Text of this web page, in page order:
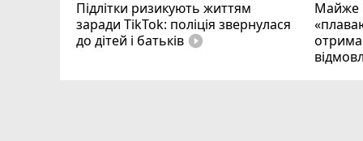
Підлітки ризикують життям
заради TikTok: поліція звернулася
до дітей і батьків play_circle_filled
Майже